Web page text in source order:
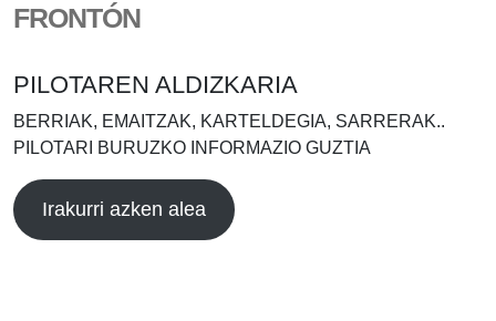
FRONTÓN
PILOTAREN ALDIZKARIA
BERRIAK, EMAITZAK, KARTELDEGIA, SARRERAK..
PILOTARI BURUZKO INFORMAZIO GUZTIA
Irakurri azken alea